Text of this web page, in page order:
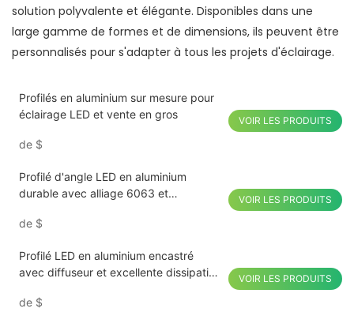
solution polyvalente et élégante. Disponibles dans une
large gamme de formes et de dimensions, ils peuvent être
personnalisés pour s'adapter à tous les projets d'éclairage.
Profilés en aluminium sur mesure pour
éclairage LED et vente en gros
de $
VOIR LES PRODUITS
Profilé d'angle LED en aluminium
durable avec alliage 6063 et
de $
VOIR LES PRODUITS
Profilé LED en aluminium encastré
avec diffuseur et excellente dissipation
de $
VOIR LES PRODUITS